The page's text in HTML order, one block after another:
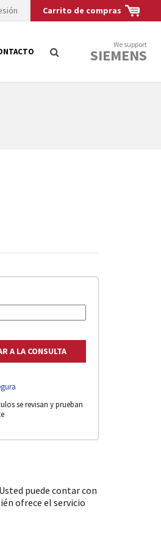
Carrito de compras
We support
SIEMENS
se revisan y prueban
puede contar con
ofrece el servicio